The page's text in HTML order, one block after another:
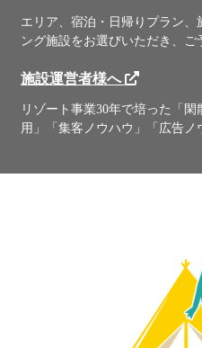
エリア、宿泊・日帰りプラン
ング施設をお選びいただき、ご
施設運営者様へ
リゾート事業30年で培った「
用」「集客ノウハウ」「広告ノ